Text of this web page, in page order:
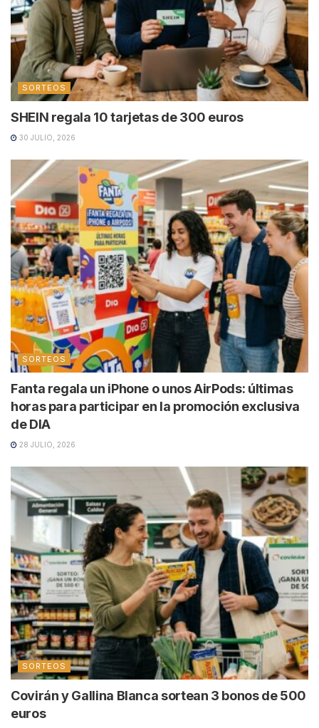
SORTEOS
SHEIN regala 10 tarjetas de 300 euros
30 JULIO, 2026
SORTEOS
Fanta regala un iPhone o unos AirPods: últimas
horas para participar en la promoción exclusiva
de DIA
28 JULIO, 2026
SORTEOS
Covirán y Gallina Blanca sortean 3 bonos de 500
euros